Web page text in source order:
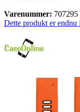
Varenummer: 707295
Dette produkt er endnu